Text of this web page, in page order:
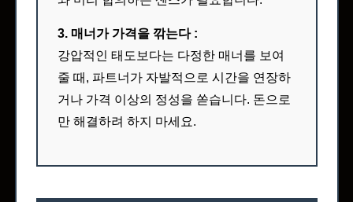
3. 매너가 가격을 깎는다 :
강압적인 태도보다는 다정한 매너를 보여
줄 때, 파트너가 자발적으로 시간을 연장하
거나 가격 이상의 정성을 쏟습니다. 돈으로
만 해결하려 하지 마세요.